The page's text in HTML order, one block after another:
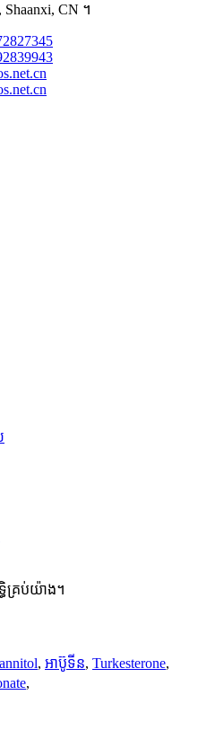
Shaanxi, CN ។
ធិគ្រប់យ៉ាង។
, អាប៊ូទីន, Turkesterone,
,